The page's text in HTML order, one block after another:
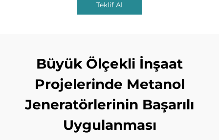
Teklif Al
Büyük Ölçekli İnşaat
Projelerinde Metanol
Jeneratörlerinin Başarılı
Uygulanması